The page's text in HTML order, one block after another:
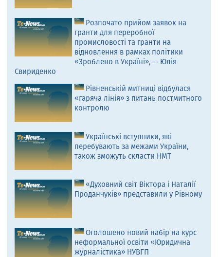
Розпочато прийом заявок на
гранти для переробної
промисловості та гранти на
відновлення в рамках політики
«Зроблено в Україні», — Юлія
Свириденко
Рівненській митниці відбулася
«гаряча лінія» з питань постмитного
контролю
Українські вступники, які
перебувають за межами України,
також зможуть скласти НМТ
«Духовний світ Віктора і Наталії
Проданчуків» представили у Рівному
Оголошено новий набір на курс
неформальної освіти «Юридична
журналістика» НУВГП